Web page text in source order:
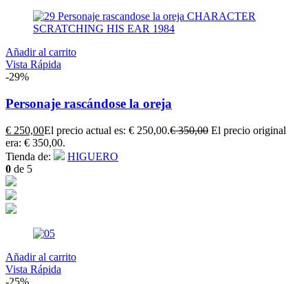
Añadir al carrito
Vista Rápida
-29%
Personaje rascándose la oreja
€ 250,00El precio actual es: € 250,00.€350,00 El precio original
era: € 350,00.
Tienda de:
HIGUERO
0 de 5
Añadir al carrito
Vista Rápida
-25%